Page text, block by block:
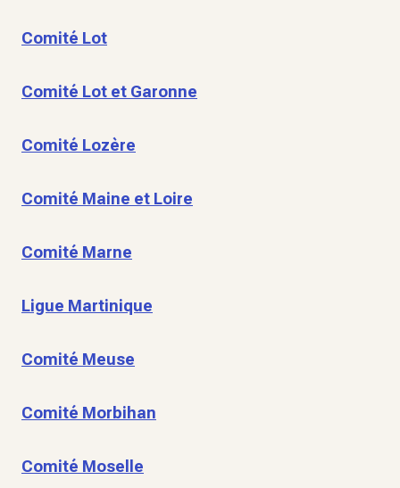
Comité Lot
Comité Lot et Garonne
Comité Lozère
Comité Maine et Loire
Comité Marne
Ligue Martinique
Comité Meuse
Comité Morbihan
Comité Moselle